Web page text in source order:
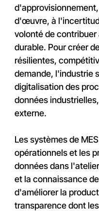
d'œuvre, à
volonté de
durable. Pour créer
résilientes,
demande, l'industrie
digitalisation des
données
externe.
Les systèmes de
opérationnels et les
données dans
et la connaissance
d'améliorer la
transparence dont